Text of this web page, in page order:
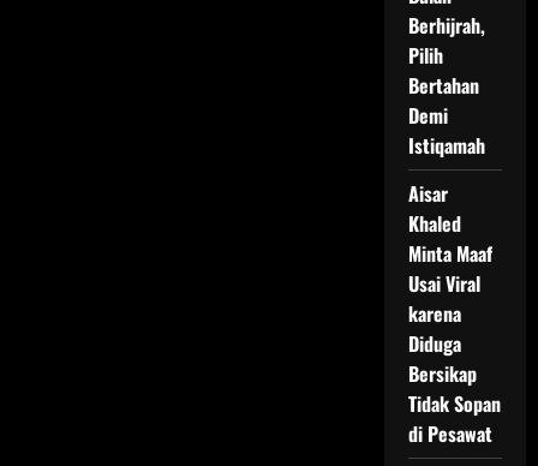
Berhijrah,
Pilih
Bertahan
Demi
Istiqamah
Aisar
Khaled
Minta Maaf
Usai Viral
karena
Diduga
Bersikap
Tidak Sopan
di Pesawat